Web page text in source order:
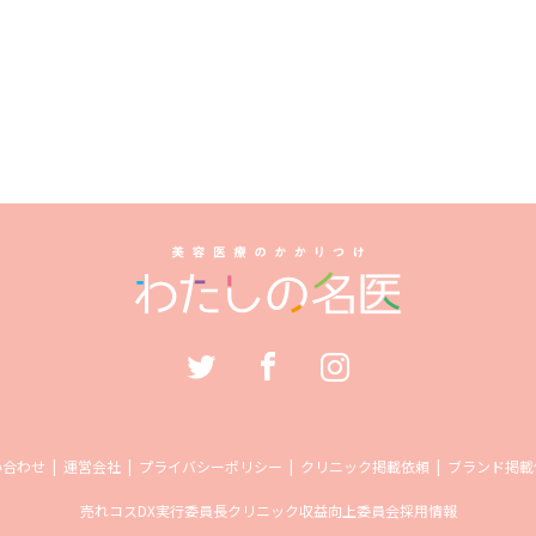
わせ 運営会社 プライバシーポリシー クリニック掲載依頼 ブランド掲
売れコスDX実行委員長クリニック収益向上委員会採用情報